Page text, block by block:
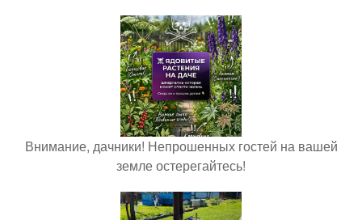
Внимание, дачники! Непрошенных гостей на вашей
земле остерегайтесь!